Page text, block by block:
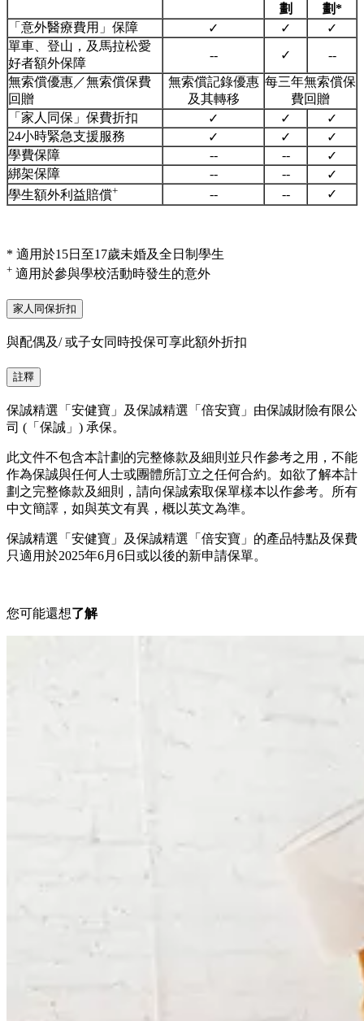
劃
劃*
「意外醫療費用」保障
✓ ✓
✓
單車、登山，及馬拉松愛
好者額外保障
-- ✓
--
無索償優惠／無索償保費
回贈
無索償記錄優惠
及其轉移
每三年無索償保
費回贈
「家人同保」保費折扣
✓ ✓
✓
24小時緊急支援服務
✓ ✓
✓
學費保障
-- --
✓
綁架保障
-- --
✓
學生額外利益賠償+ -- -- ✓
* 適用於15日至17歲未婚及全日制學生
+ 適用於參與學校活動時發生的意外
家人同保折扣
與配偶及/ 或子女同時投保可享此額外折扣
註釋
保誠精選「安健寶」及保誠精選「倍安寶」由保誠財險有限公
司 (「保誠」) 承保。
此文件不包含本計劃的完整條款及細則並只作參考之用，不能
作為保誠與任何人士或團體所訂立之任何合約。如欲了解本計
劃之完整條款及細則，請向保誠索取保單樣本以作參考。所有
中文簡譯，如與英文有異，概以英文為準。
保誠精選「安健寶」及保誠精選「倍安寶」的產品特點及保費
只適用於2025年6月6日或以後的新申請保單。
您可能還想了解